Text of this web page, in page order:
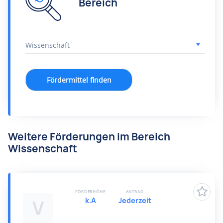
Bereich
Fördermittel finden
Weitere Förderungen im Bereich
Wissenschaft
V
FÖRDERHÖHE
k.A
ANTRAG
Jederzeit